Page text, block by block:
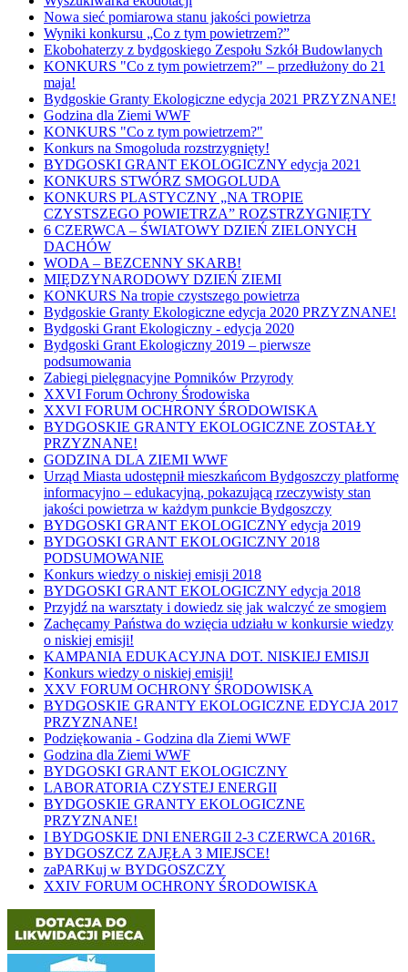
Nowa sieć pomiarowa stanu jakości powietrza
Wyniki konkursu „Co z tym powietrzem?”
Ekobohaterzy z bydgoskiego Zespołu Szkół Budowlanych
KONKURS "Co z tym powietrzem?" – przedłużony do 21
maja!
Bydgoskie Granty Ekologiczne edycja 2021 PRZYZNANE!
Godzina dla Ziemi WWF
KONKURS "Co z tym powietrzem?"
Konkurs na Smogoluda rozstrzygnięty!
BYDGOSKI GRANT EKOLOGICZNY edycja 2021
KONKURS STWÓRZ SMOGOLUDA
KONKURS PLASTYCZNY „NA TROPIE
CZYSTSZEGO POWIETRZA” ROZSTRZYGNIĘTY
6 CZERWCA – ŚWIATOWY DZIEŃ ZIELONYCH
DACHÓW
WODA – BEZCENNY SKARB!
MIĘDZYNARODOWY DZIEŃ ZIEMI
KONKURS Na tropie czystszego powietrza
Bydgoskie Granty Ekologiczne edycja 2020 PRZYZNANE!
Bydgoski Grant Ekologiczny - edycja 2020
Bydgoski Grant Ekologiczny 2019 – pierwsze
podsumowania
Zabiegi pielęgnacyjne Pomników Przyrody
XXVI Forum Ochrony Środowiska
XXVI FORUM OCHRONY ŚRODOWISKA
BYDGOSKIE GRANTY EKOLOGICZNE ZOSTAŁY
PRZYZNANE!
GODZINA DLA ZIEMI WWF
Urząd Miasta udostępnił mieszkańcom Bydgoszczy platformę
informacyjno – edukacyjną, pokazującą rzeczywisty stan
jakości powietrza w każdym punkcie Bydgoszczy
BYDGOSKI GRANT EKOLOGICZNY edycja 2019
BYDGOSKI GRANT EKOLOGICZNY 2018
PODSUMOWANIE
Konkurs wiedzy o niskiej emisji 2018
BYDGOSKI GRANT EKOLOGICZNY edycja 2018
Przyjdź na warsztaty i dowiedz się jak walczyć ze smogiem
Zachęcamy Państwa do wzięcia udziału w konkursie wiedzy
o niskiej emisji!
KAMPANIA EDUKACYJNA DOT. NISKIEJ EMISJI
Konkurs wiedzy o niskiej emisji!
XXV FORUM OCHRONY ŚRODOWISKA
BYDGOSKIE GRANTY EKOLOGICZNE EDYCJA 2017
PRZYZNANE!
Podziękowania - Godzina dla Ziemi WWF
Godzina dla Ziemi WWF
BYDGOSKI GRANT EKOLOGICZNY
LABORATORIA CZYSTEJ ENERGII
BYDGOSKIE GRANTY EKOLOGICZNE
PRZYZNANE!
I BYDGOSKIE DNI ENERGII 2-3 CZERWCA 2016R.
BYDGOSZCZ ZAJĘŁA 3 MIEJSCE!
zaPARKuj w BYDGOSZCZY
XXIV FORUM OCHRONY ŚRODOWISKA